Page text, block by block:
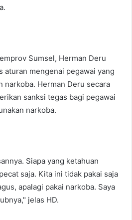
Sumsel, Herman Deru
aturan mengenai pegawai yang
narkoba. Herman Deru secara
sanksi tegas bagi pegawai
narkoba.
Siapa yang ketahuan
saja. Kita ini tidak pakai saja
apalagi pakai narkoba. Saya
jelas HD.